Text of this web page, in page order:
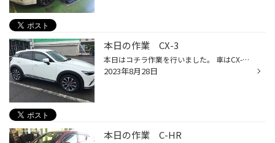
本日の作業 CX-3
本日はコチラ作業を行いました。 車はCX-3装着タイヤはコチラです。 ブリヂストンのプレミアムSUVタイヤアレンザLX100です。 SUV版のレグノと言っても過言では無い商品で特に乗り心地の部分を追求される方にオススメの商品です。 当店では上記のようなプレミアムタイヤからコストパフォーマンス重視...
2023年8月28日
本日の作業 C-HR